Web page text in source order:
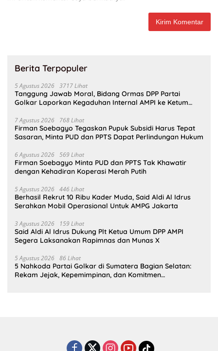
Berita Terpopuler
5 Agustus 2026 3717 Lihat
Tanggung Jawab Moral, Bidang Ormas DPP Partai
Golkar Laporkan Kegaduhan Internal AMPI ke Ketum
7 Agustus 2026 768 Lihat
Firman Soebagyo Tegaskan Pupuk Subsidi Harus Tepat
Sasaran, Minta PUD dan PPTS Dapat Perlindungan Hukum
6 Agustus 2026 569 Lihat
Firman Soebagyo Minta PUD dan PPTS Tak Khawatir
dengan Kehadiran Koperasi Merah Putih
5 Agustus 2026 446 Lihat
Berhasil Rekrut 10 Ribu Kader Muda, Said Aldi Al Idrus
Serahkan Mobil Operasional Untuk AMPG Jakarta
3 Agustus 2026 159 Lihat
Said Aldi Al Idrus Dukung Plt Ketua Umum DPP AMPI
Segera Laksanakan Rapimnas dan Munas X
5 Agustus 2026 86 Lihat
5 Nahkoda Partai Golkar di Sumatera Bagian Selatan:
Rekam Jejak, Kepemimpinan, dan Komitmen